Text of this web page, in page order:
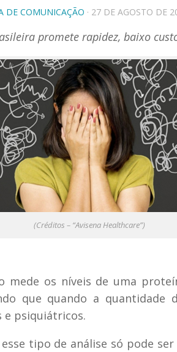
DE COMUNICAÇÃO · 27 DE AGOSTO DE
promete rapidez, baixo
(Créditos – “Avisena Healthcare”)
mede os níveis de uma
que quando a quantidade
e psiquiátricos.
tipo de análise só pode